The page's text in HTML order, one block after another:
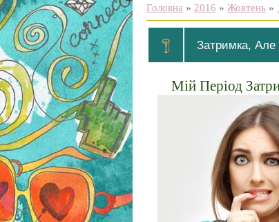
Головна » 2016 » Жовтень »
Затримка,
Мій Період